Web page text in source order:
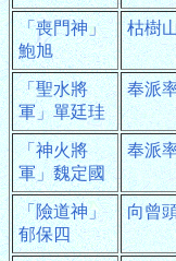
「喪門神」
鮑旭
枯樹
「聖水將
軍」單廷珪
奉派
「神火將
軍」魏定國
奉派
「險道神」
郁保四
向曾